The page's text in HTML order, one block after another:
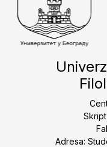
Adresa: